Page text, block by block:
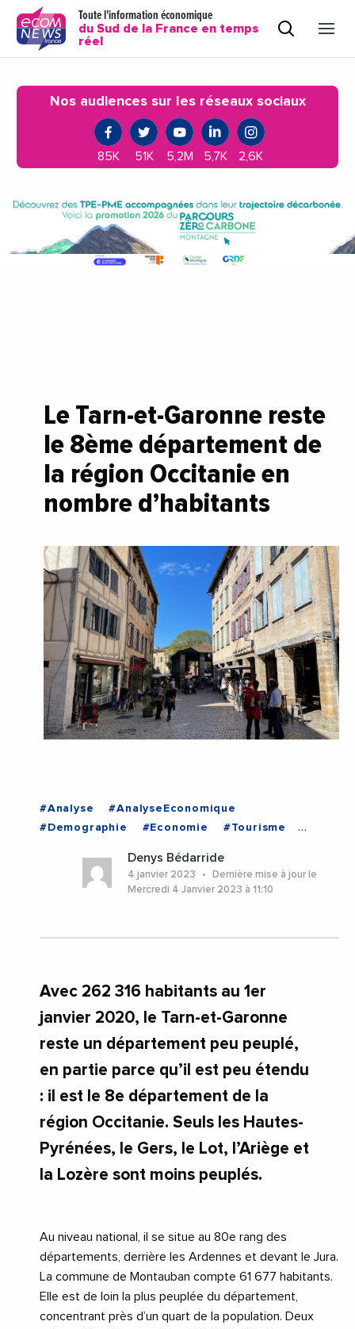
Toute l'information économique
du Sud de la France en temps
réel
Nos audiences sur les réseaux sociaux
85K 51K 5,2M 5,7K 2,6K
Le Tarn-et-Garonne reste
le 8ème département de
la région Occitanie en
nombre d’habitants
#Analyse
#AnalyseEconomique
#Demographie
#Economie
#Tourisme
Denys Bédarride
4 janvier 2023
Dernière mise à jour le
Mercredi 4 Janvier 2023 à 11:10
Avec 262 316 habitants au 1er
janvier 2020, le Tarn-et-Garonne
reste un département peu peuplé,
en partie parce qu’il est peu étendu
: il est le 8e département de la
région Occitanie. Seuls les Hautes-
Pyrénées, le Gers, le Lot, l’Ariège et
la Lozère sont moins peuplés.
Au niveau national, il se situe au 80e rang des
départements, derrière les Ardennes et devant le Jura.
La commune de Montauban compte 61 677 habitants.
Elle est de loin la plus peuplée du département,
concentrant près d’un quart de la population. Deux